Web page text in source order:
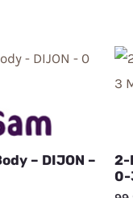
– DIJON –
2-
0-